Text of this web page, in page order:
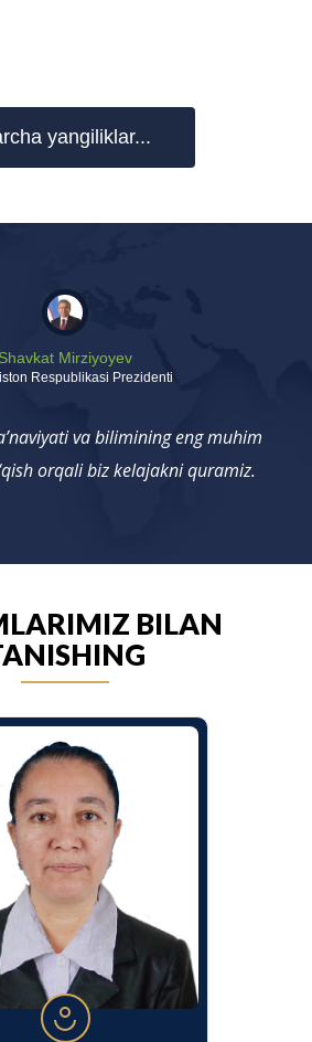
yangiliklar...
Shavkat Mirziyoyev
Respublikasi Prezidenti
va bilimining eng muhim
orqali biz kelajakni quramiz.
BILAN